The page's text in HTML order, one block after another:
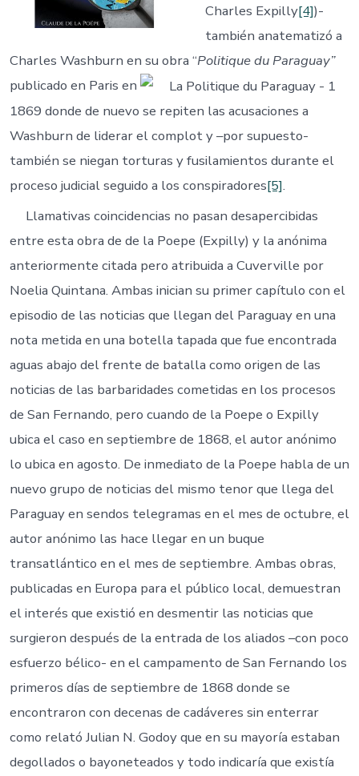
Charles Expilly[4])-
también anatematizó a
Charles Washburn en su obra “Politique du Paraguay”
publicado en Paris en
1869 donde de nuevo se repiten las acusaciones a
Washburn de liderar el complot y –por supuesto-
también se niegan torturas y fusilamientos durante el
proceso judicial seguido a los conspiradores[5].
Llamativas coincidencias no pasan desapercibidas
entre esta obra de de la Poepe (Expilly) y la anónima
anteriormente citada pero atribuida a Cuverville por
Noelia Quintana. Ambas inician su primer capítulo con el
episodio de las noticias que llegan del Paraguay en una
nota metida en una botella tapada que fue encontrada
aguas abajo del frente de batalla como origen de las
noticias de las barbaridades cometidas en los procesos
de San Fernando, pero cuando de la Poepe o Expilly
ubica el caso en septiembre de 1868, el autor anónimo
lo ubica en agosto. De inmediato de la Poepe habla de un
nuevo grupo de noticias del mismo tenor que llega del
Paraguay en sendos telegramas en el mes de octubre, el
autor anónimo las hace llegar en un buque
transatlántico en el mes de septiembre. Ambas obras,
publicadas en Europa para el público local, demuestran
el interés que existió en desmentir las noticias que
surgieron después de la entrada de los aliados –con poco
esfuerzo bélico- en el campamento de San Fernando los
primeros días de septiembre de 1868 donde se
encontraron con decenas de cadáveres sin enterrar
como relató Julian N. Godoy que en su mayoría estaban
degollados o bayoneteados y todo indicaría que existía